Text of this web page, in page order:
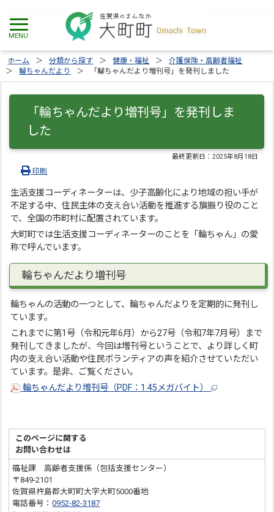
ホーム 分類から探す 健康・福祉
介護保険・高齢者福祉
輪ちゃんだより
「輪ちゃんだより増刊号」を発刊しました
「輪ちゃんだより増刊号」を発刊しま
した
最終更新日：2025年8月18日
印刷
生活支援コーディネーターは、少子高齢化により地域の担い手が
不足する中、住民主体の支え合い活動を推進する旗振り役のこと
で、全国の市町村に配置されています。
大町町では生活支援コーディネーターのことを「輪ちゃん」の愛
称で呼んでいます。
輪ちゃんだより増刊号
輪ちゃんの活動の一つとして、輪ちゃんだよりを定期的に発刊し
ています。
これまでに第1号（令和元年6月）から27号（令和7年7月号）まで
発刊してきましたが、今回は増刊号ということで、より詳しく町
内の支え合い活動や住民ボランティアの声を紹介させていただい
ています。是非、ご覧ください。
輪ちゃんだより増刊号（PDF：1.45メガバイト）
このページに関する
お問い合わせは
福祉課 高齢者支援係（包括支援センター）
〒849-2101
佐賀県杵島郡大町町大字大町5000番地
電話番号：0952-82-3187